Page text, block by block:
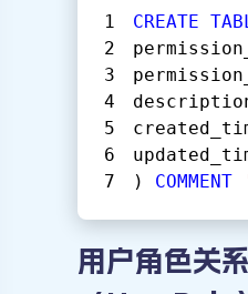
CREATE
) COMMENT
用户角色关